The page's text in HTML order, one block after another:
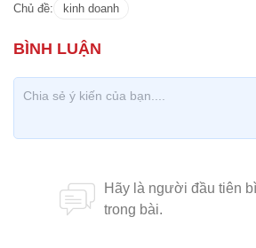
Chủ đề: kinh doanh